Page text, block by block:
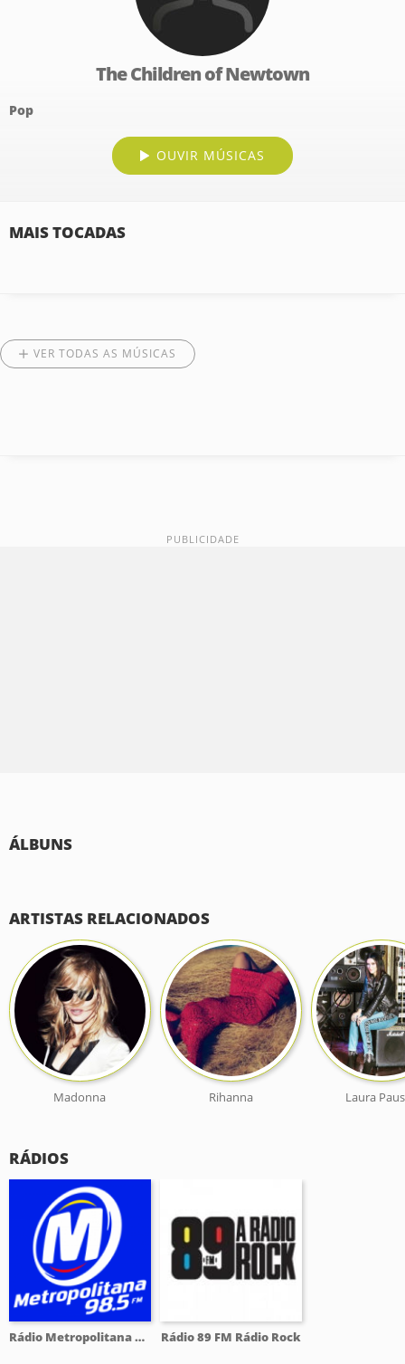
The Children of Newtown
Pop
OUVIR MÚSICAS
MAIS TOCADAS
VER TODAS AS MÚSICAS
ÁLBUNS
ARTISTAS RELACIONADOS
Madonna Rihanna Laura
RÁDIOS
Rádio Metropolitana 98.5 FM Rádio 89 FM Rádio Rock